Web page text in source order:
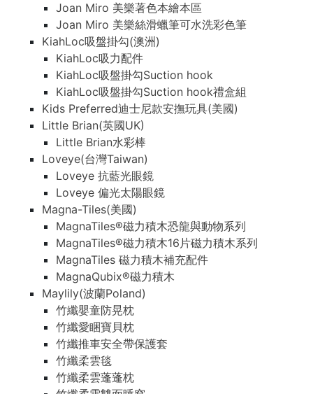
Joan Miro 美樂著色本繪本區
Joan Miro 美樂絲滑蠟筆可水洗彩色筆
KiahLoc吸盤掛勾(澳洲)
KiahLoc吸力配件
KiahLoc吸盤掛勾Suction hook
KiahLoc吸盤掛勾Suction hook禮盒組
Kids Preferred迪士尼款安撫玩具(美國)
Little Brian(英國UK)
Little Brian水彩棒
Loveye(台灣Taiwan)
Loveye 抗藍光眼鏡
Loveye 偏光太陽眼鏡
Magna-Tiles(美國)
MagnaTiles®磁力積木恐龍與動物系列
MagnaTiles®磁力積木16片磁力積木系列
MagnaTiles 磁力積木補充配件
MagnaQubix®磁力積木
Maylily(波蘭Poland)
竹纖嬰童防晃枕
竹纖愛睏寶貝枕
竹纖推車安全帶保護套
竹纖柔雲毯
竹纖柔雲蓬蓬枕